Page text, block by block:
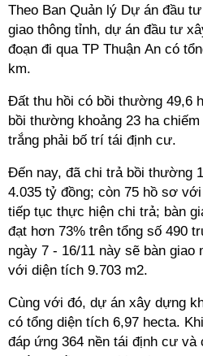
Theo Ban Quản lý Dự án đầu
giao thông tỉnh, dự án đầu tư
đoạn đi qua TP Thuận An có
km.
Đất thu hồi có bồi thường 49,6
bồi thường khoảng 23 ha
trắng phải bố trí tái định cư.
Đến nay, đã chi trả bồi thường
4.035 tỷ đồng; còn 75 hồ sơ
tiếp tục thực hiện chi trả; bàn
đạt hơn 73% trên tổng số 490
ngày 7 - 16/11 này sẽ bàn giao
với diện tích 9.703 m2.
Cùng với đó, dự án xây dựng
có tổng diện tích 6,97 hecta.
đáp ứng 364 nền tái định cư và